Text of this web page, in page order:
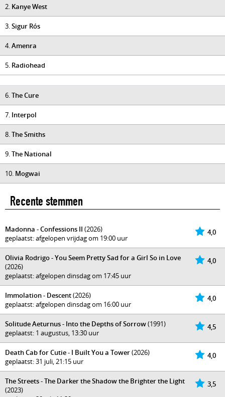
2. Kanye West
3.Sigur Rós
4.Amenra
5. Radiohead
6.The Cure
7. Interpol
8.The Smiths
9.The National
10. Mogwai
Recente stemmen
4,0
Madonna - Confessions II (2026)
geplaatst: afgelopen vrijdag om 19:00 uur
4,0
Olivia Rodrigo - You Seem Pretty Sad for a Girl So in Love
(2026)
geplaatst: afgelopen dinsdag om 17:45 uur
4,0
Immolation - Descent(2026)
geplaatst: afgelopen dinsdag om 16:00 uur
4,5
Solitude Aeturnus - Into the Depths of Sorrow(1991)
geplaatst: 1 augustus, 13:30 uur
4,0
Death Cab for Cutie - I Built You a Tower(2026)
geplaatst: 31 juli, 21:15 uur
3,5
The Streets - The Darker the Shadow the Brighter the Light
(2023)